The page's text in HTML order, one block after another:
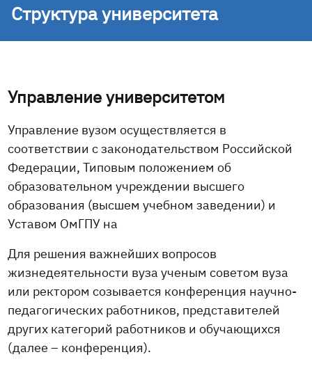
Структура университета
Управление университетом
Управление вузом осуществляется в
соответствии с законодательством Российской
Федерации, Типовым положением об
образовательном учреждении высшего
образования (высшем учебном заведении) и
Уставом ОмГПУ на
Для решения важнейших вопросов
жизнедеятельности вуза ученым советом вуза
или ректором созывается конференция научно-
педагогических работников, представителей
других категорий работников и обучающихся
(далее – конференция).